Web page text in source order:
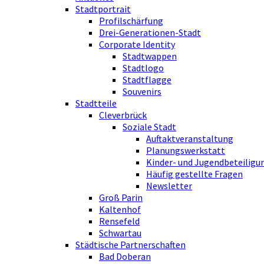
Stadtportrait
Profilschärfung
Drei-Generationen-Stadt
Corporate Identity
Stadtwappen
Stadtlogo
Stadtflagge
Souvenirs
Stadtteile
Cleverbrück
Soziale Stadt
Auftaktveranstaltung
Planungswerkstatt
Kinder- und
Häufig gestellte Fragen
Newsletter
Groß Parin
Kaltenhof
Rensefeld
Schwartau
Städtische Partnerschaften
Bad Doberan